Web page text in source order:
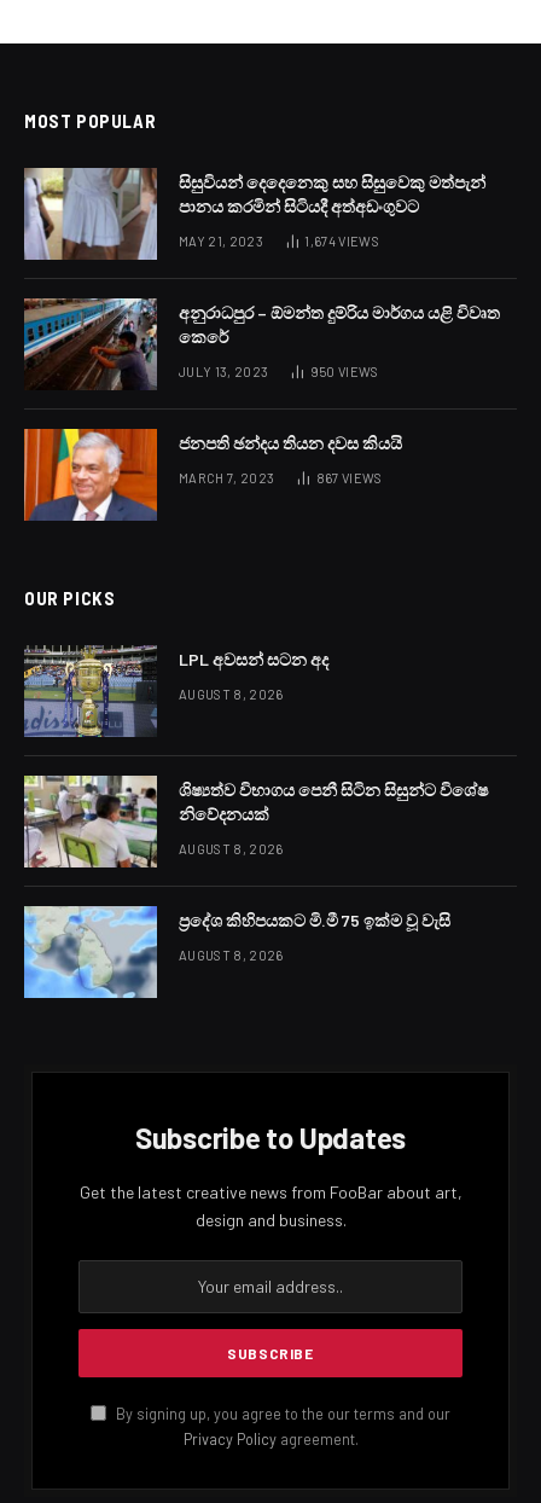
MOST POPULAR
සිසුවියන් දෙදෙනෙකු සහ සිසුවෙකු මත්පැන්
පානය කරමින් සිටියදී අත්අඩංගුවට
MAY 21, 2023 1,674VIEWS
අනුරාධපුර – ඕමන්ත දුම්රිය මාර්ගය යළි විවෘත
කෙරේ
JULY 13, 2023 950 VIEWS
ජනපති ඡන්දය තියන දවස කියයි
MARCH 7, 2023 867 VIEWS
OUR PICKS
LPL අවසන් සටන අද
AUGUST 8, 2026
ශිෂ්‍යත්ව විභාගය පෙනී සිටින සිසුන්ට විශේෂ
නිවේදනයක්
AUGUST 8, 2026
ප්‍රදේශ කිහිපයකට මි.මී 75 ඉක්ම වූ වැසි
AUGUST 8, 2026
Subscribe to Updates
Get the latest creative news from FooBar about art,
design and business.
By signing up, you agree to the our terms and our
Privacy Policyagreement.